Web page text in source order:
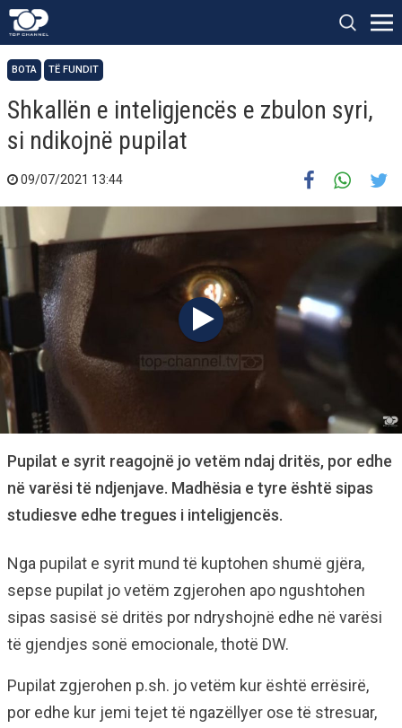
BOTA TË FUNDIT
Shkallën e inteligjencës e zbulon syri,
si ndikojnë pupilat
09/07/2021 13:44
Pupilat e syrit reagojnë jo vetëm ndaj dritës, por edhe
në varësi të ndjenjave. Madhësia e tyre është sipas
studiesve edhe tregues i inteligjencës.
Nga pupilat e syrit mund të kuptohen shumë gjëra,
sepse pupilat jo vetëm zgjerohen apo ngushtohen
sipas sasisë së dritës por ndryshojnë edhe në varësi
të gjendjes sonë emocionale, thotë DW.
Pupilat zgjerohen p.sh. jo vetëm kur është errësirë,
por edhe kur jemi tejet të ngazëllyer ose të stresuar,